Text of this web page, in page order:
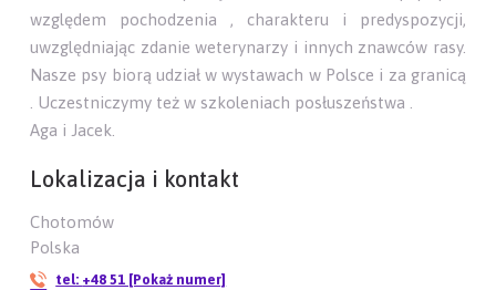
względem pochodzenia , charakteru i predyspozycji,
uwzględniając zdanie weterynarzy i innych znawców rasy.
Nasze psy biorą udział w wystawach w Polsce i za granicą
. Uczestniczymy też w szkoleniach posłuszeństwa .
Aga i Jacek.
Lokalizacja i kontakt
Chotomów
Polska
tel: +48 51 [Pokaż numer]